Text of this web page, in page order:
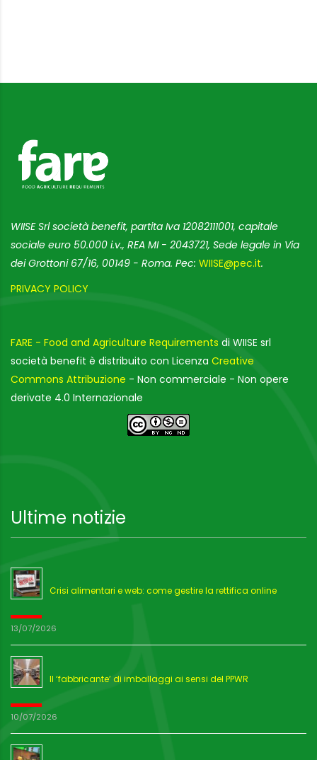
WIISE Srl società benefit, partita Iva 12082111001, capitale
sociale euro 50.000 i.v., REA MI - 2043721, Sede legale in Via
dei Grottoni 67/16, 00149 - Roma. Pec: WIISE@pec.it.
PRIVACY POLICY
FARE - Food and Agriculture Requirements di WIISE srl
società benefit è distribuito con Licenza Creative
Commons Attribuzione - Non commerciale - Non opere
derivate 4.0 Internazionale
Ultime notizie
Crisi alimentari e web: come gestire la rettifica online
13/07/2026
Il ‘fabbricante’ di imballaggi ai sensi del PPWR
10/07/2026